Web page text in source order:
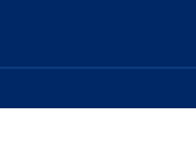
भी इंग्लैंड
1877 में